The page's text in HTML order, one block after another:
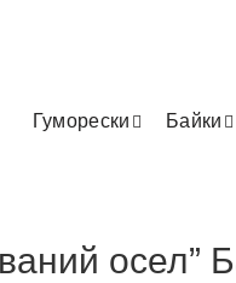
Гуморески Байки
осел”